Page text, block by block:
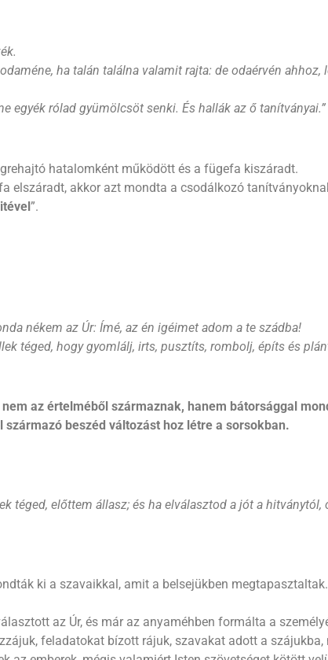
ha talán találna valamit rajta: de odaérvén
egyék rólad gyümölcsöt senki. És hallák az ő tanítványai.”
hatalomként működött és a fügefa kiszáradt.
elszáradt, akkor azt mondta a csodálkozó
”.
nékem az Úr: Ímé, az én igéimet adom a te szádba!
téged, hogy gyomlálj, irts, pusztíts, rombolj, építs és
az értelméből származnak, hanem bátorsággal
beszéd változást hoz létre a sorsokban.
téged, előttem állasz; és ha elválasztod a jót a
ki a szavaikkal, amit a belsejükben
az Úr, és már az anyaméhben formálta a
feladatokat bízott rájuk, szavakat adott a